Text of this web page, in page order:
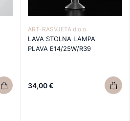
ART-RASVJETA d.o.o.
LAVA STOLNA LAMPA
PLAVA E14/25W/R39
34,00 €